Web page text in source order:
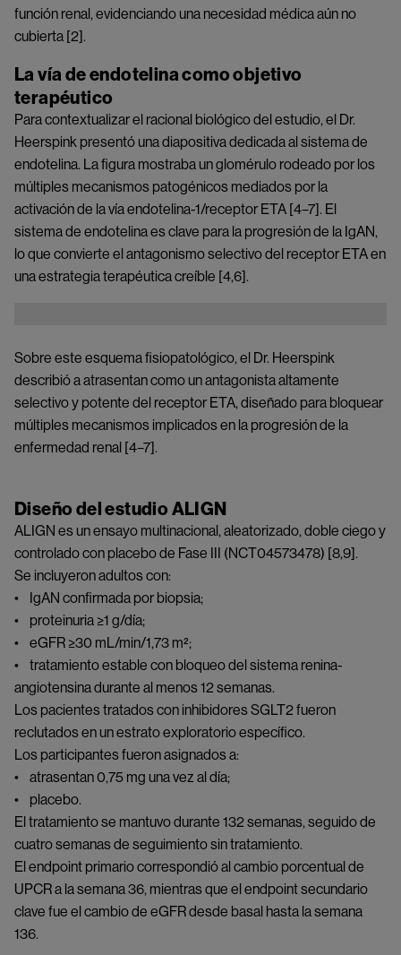
función renal, evidenciando una necesidad médica aún no
cubierta [2].
La vía de endotelina como objetivo
terapéutico
Para contextualizar el racional biológico del estudio, el Dr.
Heerspink presentó una diapositiva dedicada al sistema de
endotelina. La figura mostraba un glomérulo rodeado por los
múltiples mecanismos patogénicos mediados por la
activación de la vía endotelina-1/receptor ETA [4–7]. El
sistema de endotelina es clave para la progresión de la IgAN,
lo que convierte el antagonismo selectivo del receptor ETA en
una estrategia terapéutica creíble [4,6].
Sobre este esquema fisiopatológico, el Dr. Heerspink
describió a atrasentan como un antagonista altamente
selectivo y potente del receptor ETA, diseñado para bloquear
múltiples mecanismos implicados en la progresión de la
enfermedad renal [4–7].
Diseño del estudio ALIGN
ALIGN es un ensayo multinacional, aleatorizado, doble ciego y
controlado con placebo de Fase III (NCT04573478) [8,9].
Se incluyeron adultos con:
• IgAN confirmada por biopsia;
• proteinuria ≥1 g/día;
• eGFR ≥30 mL/min/1,73 m²;
• tratamiento estable con bloqueo del sistema renina-
angiotensina durante al menos 12 semanas.
Los pacientes tratados con inhibidores SGLT2 fueron
reclutados en un estrato exploratorio específico.
Los participantes fueron asignados a:
• atrasentan 0,75 mg una vez al día;
• placebo.
El tratamiento se mantuvo durante 132 semanas, seguido de
cuatro semanas de seguimiento sin tratamiento.
El endpoint primario correspondió al cambio porcentual de
UPCR a la semana 36, mientras que el endpoint secundario
clave fue el cambio de eGFR desde basal hasta la semana
136.